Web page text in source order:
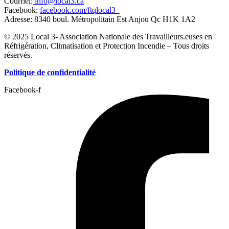
Facebook: facebook.com/ftqlocal3
Adresse: 8340 boul. Métropolitain Est Anjou Qc H1K 1A2
© 2025 Local 3- Association Nationale des Travailleurs.euses en
Réfrigération, Climatisation et Protection Incendie – Tous droits
réservés.
Politique de confidentialité
Facebook-f